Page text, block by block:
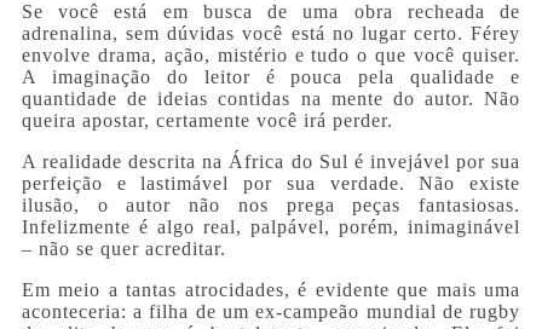
Se você está em busca de uma obra recheada de
adrenalina, sem dúvidas você está no lugar certo. Férey
envolve drama, ação, mistério e tudo o que você quiser.
A imaginação do leitor é pouca pela qualidade e
quantidade de ideias contidas na mente do autor. Não
queira apostar, certamente você irá perder.
A realidade descrita na África do Sul é invejável por sua
perfeição e lastimável por sua verdade. Não existe
ilusão, o autor não nos prega peças fantasiosas.
Infelizmente é algo real, palpável, porém, inimaginável
– não se quer acreditar.
Em meio a tantas atrocidades, é evidente que mais uma
aconteceria: a filha de um ex-campeão mundial de rugby